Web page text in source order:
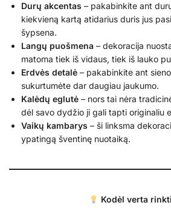
Durų akcentas – pakabinkite ant
kiekvieną kartą atidarius duris jus
šypsena.
Langų puošmena – dekoracija
matoma tiek iš vidaus, tiek iš lauko
Erdvės detalė – pakabinkite ant
sukurtumėte dar daugiau jaukumo.
Kalėdų eglutė – nors tai nėra
dėl savo dydžio ji gali tapti originaliu
Vaikų kambarys – ši linksma
ypatingą šventinę nuotaiką.
Kodėl verta